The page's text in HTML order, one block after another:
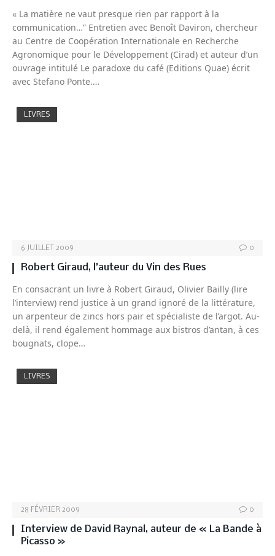
« La matière ne vaut presque rien par rapport à la
communication…” Entretien avec Benoît Daviron, chercheur
au Centre de Coopération Internationale en Recherche
Agronomique pour le Développement (Cirad) et auteur d’un
ouvrage intitulé Le paradoxe du café (Editions Quae) écrit
avec Stefano Ponte.…
LIVRES
6 JUILLET 2009 0
Robert Giraud, l’auteur du Vin des Rues
En consacrant un livre à Robert Giraud, Olivier Bailly (lire
l’interview) rend justice à un grand ignoré de la littérature,
un arpenteur de zincs hors pair et spécialiste de l’argot. Au-
delà, il rend également hommage aux bistros d’antan, à ces
bougnats, clope…
LIVRES
28 FÉVRIER 2009 0
Interview de David Raynal, auteur de « La Bande à
Picasso »